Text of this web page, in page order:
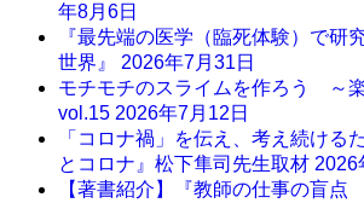
年8月6日
『最先端の医学（臨死体験）で研
世界』 2026年7月31日
モチモチのスライムを作ろう ～
vol.15 2026年7月12日
「コロナ禍」を伝え、考え続ける
とコロナ』松下隼司先生取材 2026
【著書紹介】『教師の仕事の盲